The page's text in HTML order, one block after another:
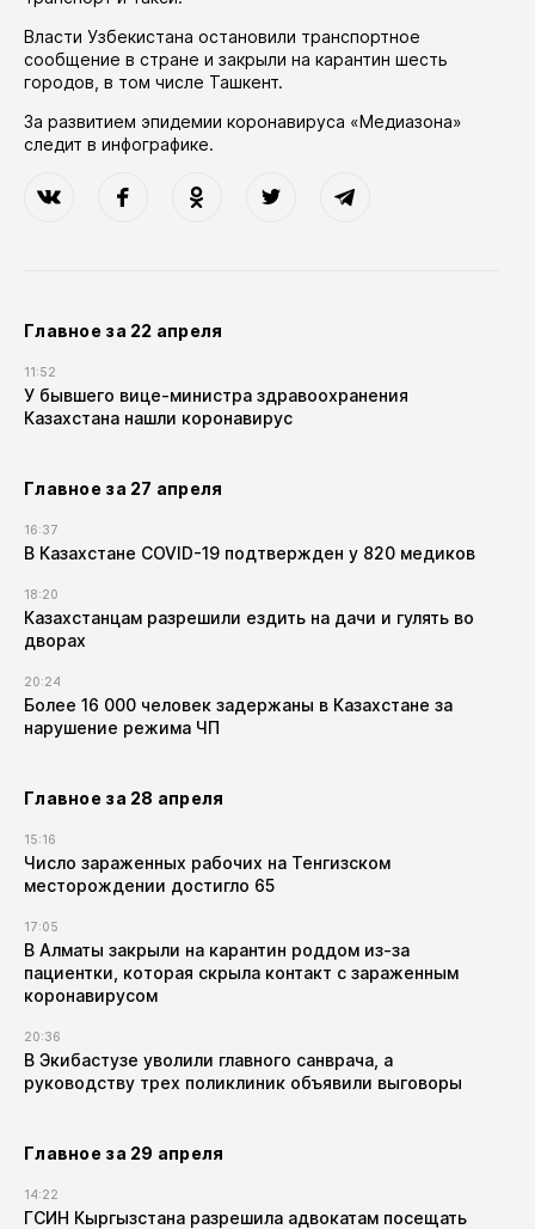
Власти Узбекистана остановили транспортное
сообщение в стране и закрыли на карантин шесть
городов, в том числе Ташкент.
За развитием эпидемии коронавируса «Медиазона»
следит в инфографике.
Главное за 22 апреля
11:52
У бывшего вице-министра здравоохранения
Казахстана нашли коронавирус
Главное за 27 апреля
16:37
В Казахстане COVID-19 подтвержден у 820 медиков
18:20
Казахстанцам разрешили ездить на дачи и гулять во
дворах
20:24
Более 16 000 человек задержаны в Казахстане за
нарушение режима ЧП
Главное за 28 апреля
15:16
Число зараженных рабочих на Тенгизском
месторождении достигло 65
17:05
В Алматы закрыли на карантин роддом из-за
пациентки, которая скрыла контакт с зараженным
коронавирусом
20:36
В Экибастузе уволили главного санврача, а
руководству трех поликлиник объявили выговоры
Главное за 29 апреля
14:22
ГСИН Кыргызстана разрешила адвокатам посещать